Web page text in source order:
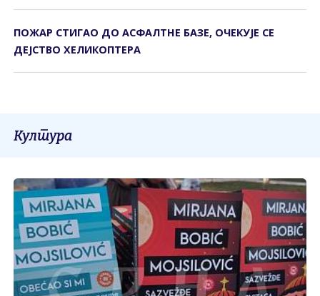
ПОЖАР СТИГАО ДО АСФАЛТНЕ БАЗЕ, ОЧЕКУЈЕ СЕ
ДЕЈСТВО ХЕЛИКОПТЕРА
Култура